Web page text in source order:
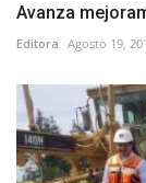
Avanza
Editora Agosto 19,